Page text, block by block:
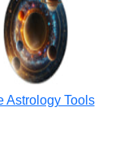
Astrology Tools